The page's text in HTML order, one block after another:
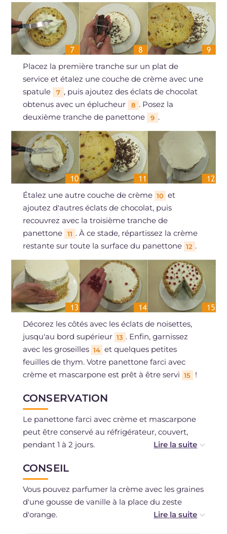
Placez la première tranche sur un plat de
service et étalez une couche de crème avec une
spatule
7 , puis ajoutez des éclats de chocolat
obtenus avec un éplucheur
8 . Posez la
deuxième tranche de panettone
9 .
Étalez une autre couche de crème 10 et
ajoutez d'autres éclats de chocolat, puis
recouvrez avec la troisième tranche de
panettone
11 . À ce stade, répartissez la crème
restante sur toute la surface du panettone 12 .
Décorez les côtés avec les éclats de noisettes,
jusqu'au bord supérieur 13 . Enfin, garnissez
avec les groseilles 14 et quelques petites
feuilles de thym. Votre panettone farci avec
crème et mascarpone est prêt à être servi 15 !
CONSERVATION
Le panettone farci avec crème et mascarpone
peut être conservé au réfrigérateur, couvert,
pendant 1 à 2 jours.
Il est déconseillé de le congeler.
CONSEIL
Vous pouvez parfumer la crème avec les graines
d'une gousse de vanille à la place du zeste
d'orange.